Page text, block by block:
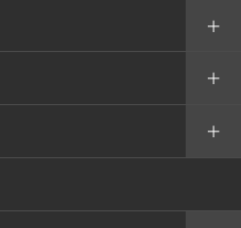
＋
＋
＋